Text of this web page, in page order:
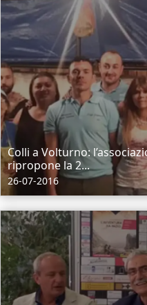
Colli a Volturno:
ripropone la 2...
26-07-2016